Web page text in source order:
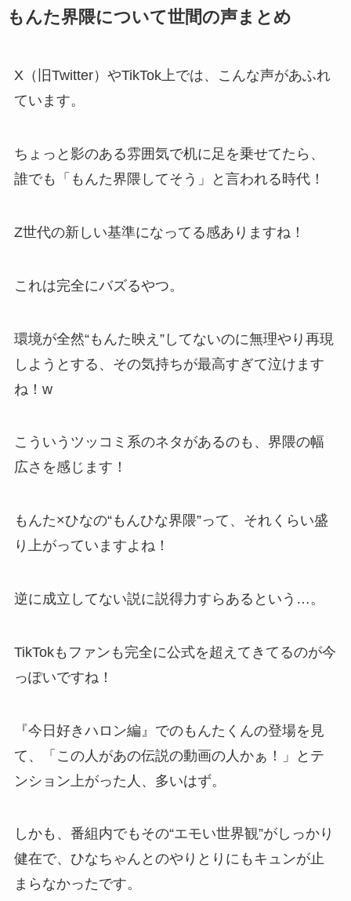
もんた界隈について世間の声まとめ
X（旧Twitter）やTikTok上では、こんな声があふれ
ています。
ちょっと影のある雰囲気で机に足を乗せてたら、
誰でも「もんた界隈してそう」と言われる時代！
Z世代の新しい基準になってる感ありますね！
これは完全にバズるやつ。
環境が全然“もんた映え”してないのに無理やり再現
しようとする、その気持ちが最高すぎて泣けます
ね！w
こういうツッコミ系のネタがあるのも、界隈の幅
広さを感じます！
もんた×ひなの“もんひな界隈”って、それくらい盛
り上がっていますよね！
逆に成立してない説に説得力すらあるという…。
TikTokもファンも完全に公式を超えてきてるのが今
っぽいですね！
『今日好きハロン編』でのもんたくんの登場を見
て、「この人があの伝説の動画の人かぁ！」とテ
ンション上がった人、多いはず。
しかも、番組内でもその“エモい世界観”がしっかり
健在で、ひなちゃんとのやりとりにもキュンが止
まらなかったです。